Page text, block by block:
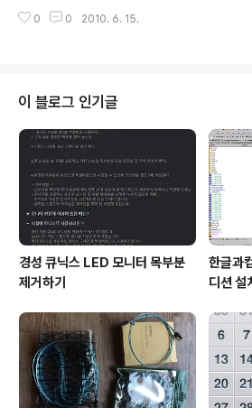
0 0 2010. 6. 15.
이 블로그 인기글
경성 큐닉스 LED 모니터 목부분
제거하기
한글과
디션 설